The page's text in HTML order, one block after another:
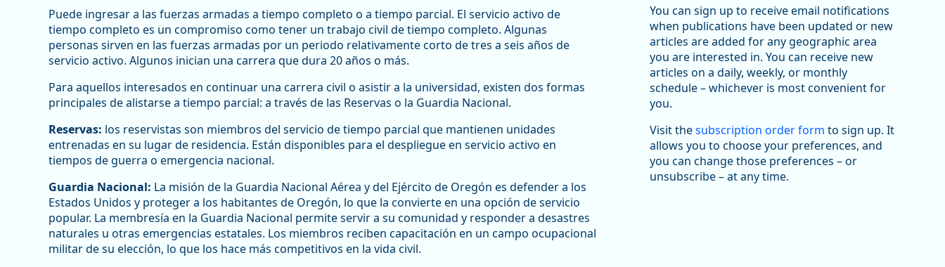
Puede ingresar a las fuerzas armadas a tiempo completo o a tiempo parcial. El servicio activo de
tiempo completo es un compromiso como tener un trabajo civil de tiempo completo. Algunas
personas sirven en las fuerzas armadas por un periodo relativamente corto de tres a seis años de
servicio activo. Algunos inician una carrera que dura 20 años o más.
Para aquellos interesados en continuar una carrera civil o asistir a la universidad, existen dos formas
principales de alistarse a tiempo parcial: a través de las Reservas o la Guardia Nacional.
Reservas: los reservistas son miembros del servicio de tiempo parcial que mantienen unidades
entrenadas en su lugar de residencia. Están disponibles para el despliegue en servicio activo en
tiempos de guerra o emergencia nacional.
Guardia Nacional: La misión de la Guardia Nacional Aérea y del Ejército de Oregón es defender a los
Estados Unidos y proteger a los habitantes de Oregón, lo que la convierte en una opción de servicio
popular. La membresía en la Guardia Nacional permite servir a su comunidad y responder a desastres
naturales u otras emergencias estatales. Los miembros reciben capacitación en un campo ocupacional
militar de su elección, lo que los hace más competitivos en la vida civil.
Replies: 0Reposts: 1 Likes: 1 View on Bluesky
Oregon Employment Department -
@oed-research.bsky.social
Oregon has recently suffered relatively sharp declines
in manufacturing since January 2019. Though there had
been substantial recovery through 2022, employment
You can sign up to receive email notifications
when publications have been updated or new
articles are added for any geographic area
you are interested in. You can receive new
articles on a daily, weekly, or monthly
schedule – whichever is most convenient for
you.
Visit thesubscription order form to sign up. It
allows you to choose your preferences, and
you can change those preferences – or
unsubscribe – at any time.